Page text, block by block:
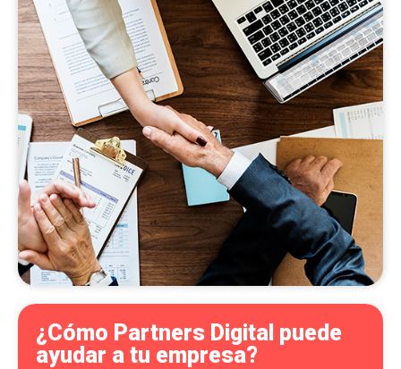
¿Cómo Partners Digital puede
ayudar a tu empresa?